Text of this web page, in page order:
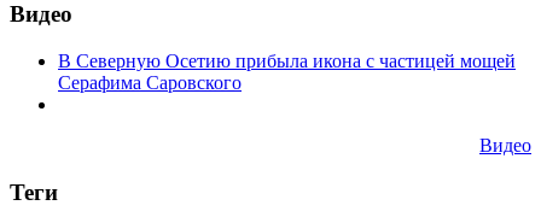
Видео
В Северную Осетию прибыла икона с частицей мощей
Серафима Саровского
Видео
Теги